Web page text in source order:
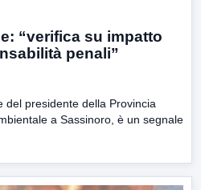
“verifica su impatto
penali”
del presidente della Provincia
a Sassinoro, è un segnale